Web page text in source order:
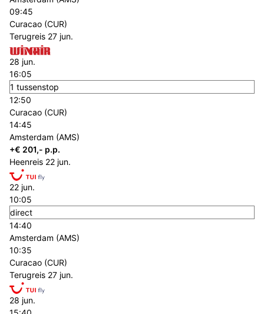
09:45
Curacao (CUR)
Terugreis 27 jun.
28 jun.
16:05
1 tussenstop
12:50
Curacao (CUR)
14:45
Amsterdam (AMS)
+€ 201,- p.p.
Heenreis 22 jun.
22 jun.
10:05
direct
14:40
Amsterdam (AMS)
10:35
Curacao (CUR)
Terugreis 27 jun.
28 jun.